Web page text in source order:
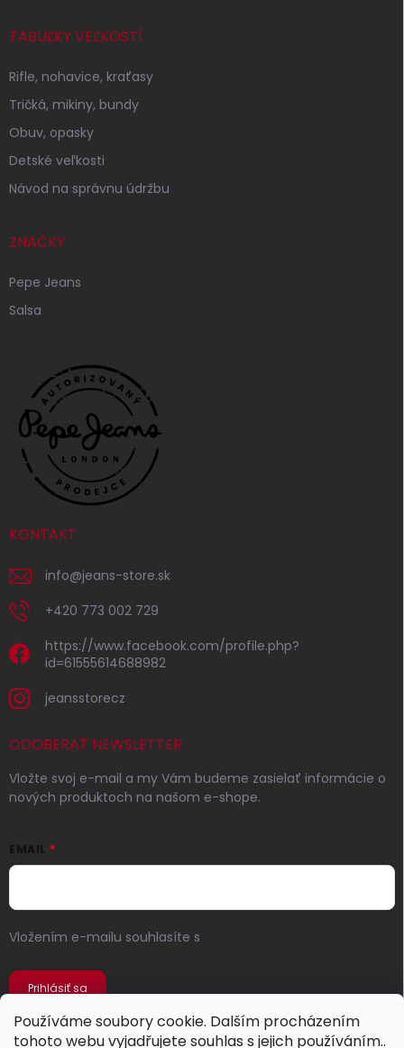
Používáme soubory cookie. Dalším procházením
tohoto webu vyjadřujete souhlas s jejich používáním..
TABUĽKY VEĽKOSTÍ
Rifle, nohavice, kraťasy
Tričká, mikiny, bundy
Obuv, opasky
Detské veľkosti
Návod na správnu údržbu
ZNAČKY
Pepe Jeans
Salsa
KONTAKT
info@jeans-store.sk
+420 773 002 729
https://www.facebook.com/profile.php?
id=61555614688982
jeansstorecz
ODOBERAŤ NEWSLETTER
Vložte svoj e-mail a my Vám budeme zasielať informácie o
nových produktoch na našom e-shope.
EMAIL
Vložením e-mailu souhlasíte s
Prihlásiť sa